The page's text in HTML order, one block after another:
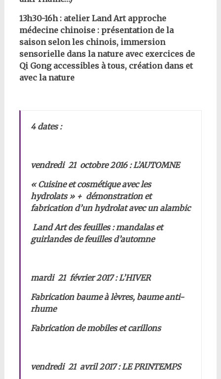
13h30-16h : atelier Land Art approche
médecine chinoise : présentation de la
saison selon les chinois, immersion
sensorielle dans la nature avec exercices de
Qi Gong accessibles à tous, création dans et
avec la nature
4 dates :
vendredi 21 octobre 2016 : L’AUTOMNE
« Cuisine et cosmétique avec les
hydrolats » + démonstration et
fabrication d’un hydrolat avec un alambic
Land Art des feuilles : mandalas et
guirlandes de feuilles d’automne
mardi 21 février 2017 : L’HIVER
Fabrication baume à lèvres, baume anti-
rhume
Fabrication de mobiles et carillons
vendredi 21 avril 2017 : LE PRINTEMPS